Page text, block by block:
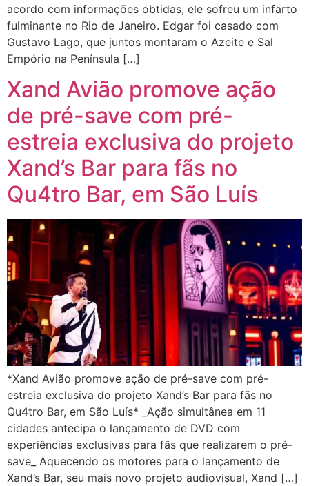
acordo com informações obtidas, ele sofreu um infarto
fulminante no Rio de Janeiro. Edgar foi casado com
Gustavo Lago, que juntos montaram o Azeite e Sal
Empório na Península […]
Xand Avião promove ação
de pré-save com pré-
estreia exclusiva do projeto
Xand’s Bar para fãs no
Qu4tro Bar, em São Luís
*Xand Avião promove ação de pré-save com pré-
estreia exclusiva do projeto Xand’s Bar para fãs no
Qu4tro Bar, em São Luís* _Ação simultânea em 11
cidades antecipa o lançamento de DVD com
experiências exclusivas para fãs que realizarem o pré-
save_ Aquecendo os motores para o lançamento de
Xand’s Bar, seu mais novo projeto audiovisual, Xand […]